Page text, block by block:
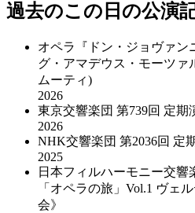
過去のこの日の公演
オペラ『ドン・ジョヴァン
グ・アマデウス・モーツァ
ムーティ)
2026
東京交響楽団 第739回 定期
2026
NHK交響楽団 第2036回 定
2025
日本フィルハーモニー交
「オペラの旅」Vol.1 ヴェ
会》